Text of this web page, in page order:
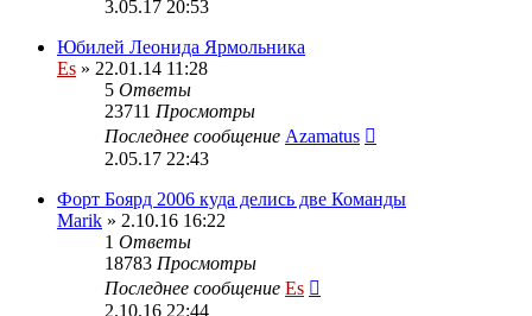
3.05.17 20:53
Юбилей Леонида Ярмольника
Es » 22.01.14 11:28
5 Ответы
23711 Просмотры
Последнее сообщение Azamatus
2.05.17 22:43
Форт Боярд 2006 куда делись две Команды
Marik » 2.10.16 16:22
1 Ответы
18783 Просмотры
Последнее сообщение Es
2.10.16 22:44